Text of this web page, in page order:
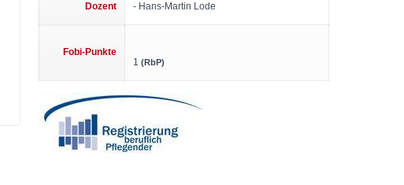
Dozent - Hans-Martin Lode
Fobi-Punkte
1(RbP)